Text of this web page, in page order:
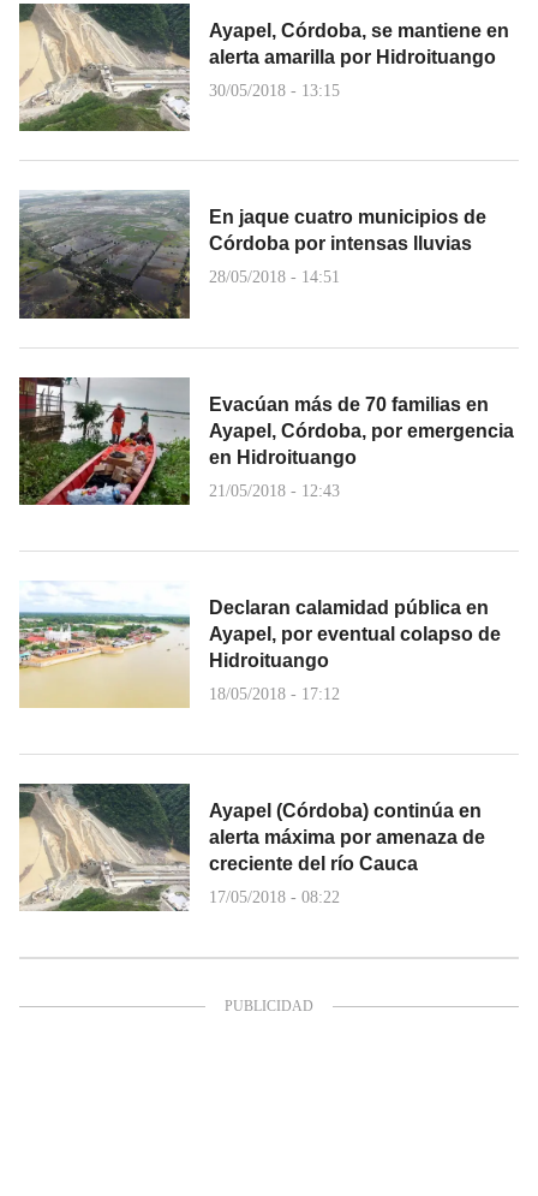
Ayapel, Córdoba, se mantiene en
alerta amarilla por Hidroituango
30/05/2018 - 13:15
En jaque cuatro municipios de
Córdoba por intensas lluvias
28/05/2018 - 14:51
Evacúan más de 70 familias en
Ayapel, Córdoba, por emergencia
en Hidroituango
21/05/2018 - 12:43
Declaran calamidad pública en
Ayapel, por eventual colapso de
Hidroituango
18/05/2018 - 17:12
Ayapel (Córdoba) continúa en
alerta máxima por amenaza de
creciente del río Cauca
17/05/2018 - 08:22